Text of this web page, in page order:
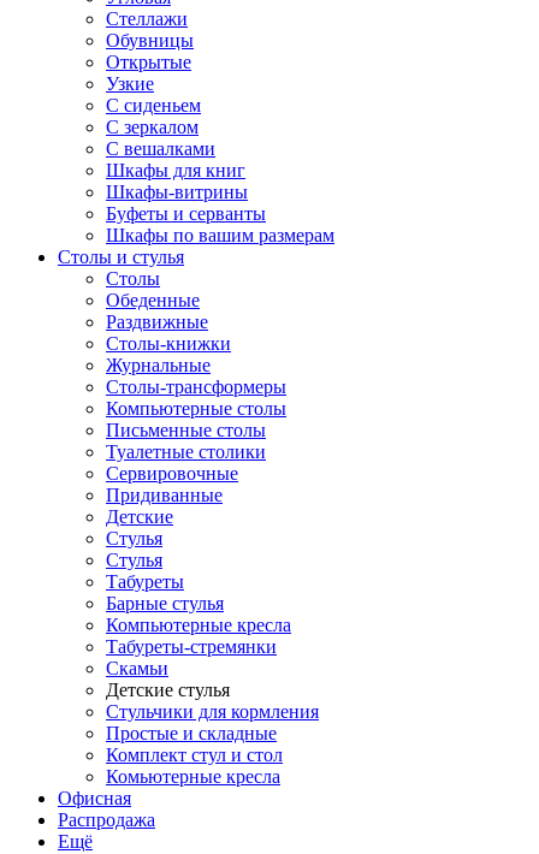
Стеллажи
Обувницы
Открытые
Узкие
С сиденьем
С зеркалом
С вешалками
Шкафы для книг
Шкафы-витрины
Буфеты и серванты
Шкафы по вашим размерам
Столы и стулья
Столы
Обеденные
Раздвижные
Столы-книжки
Журнальные
Столы-трансформеры
Компьютерные столы
Письменные столы
Туалетные столики
Сервировочные
Придиванные
Детские
Стулья
Стулья
Табуреты
Барные стулья
Компьютерные кресла
Табуреты-стремянки
Скамьи
Детские стулья
Стульчики для кормления
Простые и складные
Комплект стул и стол
Комьютерные кресла
Офисная
Распродажа
Eщё